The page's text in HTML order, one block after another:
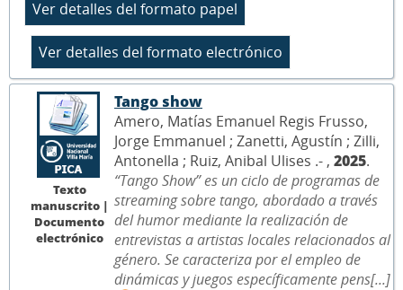
Texto
manuscrito |
Documento
electrónico
Tango show
Amero, Matías Emanuel Regis Frusso,
Jorge Emmanuel ; Zanetti, Agustín ; Zilli,
Antonella ; Ruiz, Anibal Ulises .- , 2025.
“Tango Show” es un ciclo de programas de
streaming sobre tango, abordado a través
del humor mediante la realización de
entrevistas a artistas locales relacionados al
género. Se caracteriza por el empleo de
dinámicas y juegos específicamente pens[...]